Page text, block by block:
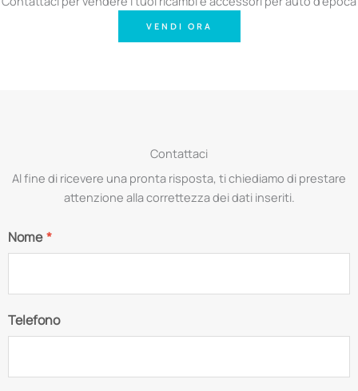
VENDI ORA
Contattaci
Al fine di ricevere una pronta risposta, ti chiediamo di prestare
attenzione alla correttezza dei dati inseriti.
Nome*
Telefono